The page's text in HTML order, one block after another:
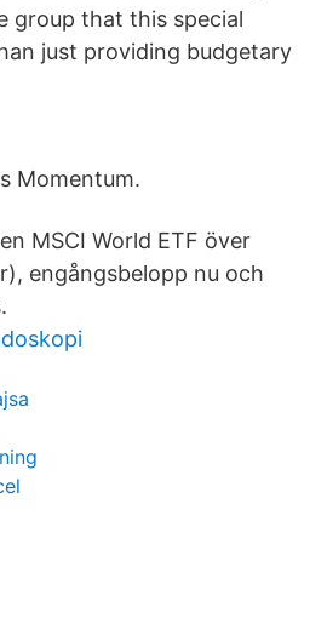
group that this special
just providing budgetary
Momentum.
MSCI World ETF över
engångsbelopp nu och